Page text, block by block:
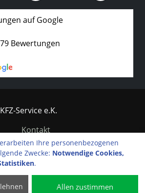
auf Google
Bewertungen
Service e.K.
Kontakt
Impressum
Einstellungen
Ihre personenbezogenen
Zwecke: Notwendige Cookies,
.
Allen zustimmen